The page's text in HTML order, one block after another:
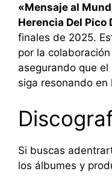
«Mensaje al
Herencia Del Pico
finales de 2025.
por la
asegurando que
siga resonando
Si buscas
los álbumes y